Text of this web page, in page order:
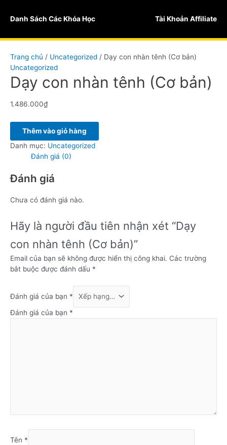
Danh Sách Các Khóa Học Tài Khoản Affiliate
Trang chủ / Uncategorized / Dạy con nhàn tênh (Cơ bản)
Uncategorized
Dạy con nhàn tênh (Cơ bản)
1.486.000₫
nhàn
bản)
lượng
Thêm vào giỏ hàng
Danh mục: Uncategorized
Đánh giá (0)
Đánh giá
Chưa có đánh giá nào.
Hãy là người đầu tiên nhận xét “Dạy
con nhàn tênh (Cơ bản)”
Email của bạn sẽ không được hiển thị công khai. Các trường
bắt buộc được đánh dấu *
Đánh giá của bạn *
Đánh giá của bạn *
Tên *
Sale!
Sale!